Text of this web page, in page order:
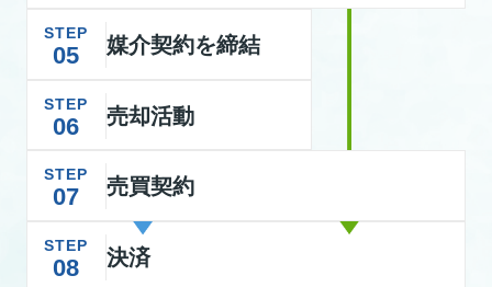
STEP
05 媒介契約を締結
STEP
06 売却活動
STEP
07 売買契約
STEP
08 決済